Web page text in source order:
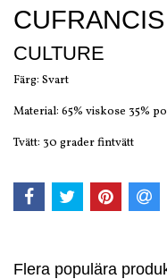
CULTURE
Färg: Svart
Material: 65% viskose 35%
Tvätt: 30 grader fintvätt
Flera populära